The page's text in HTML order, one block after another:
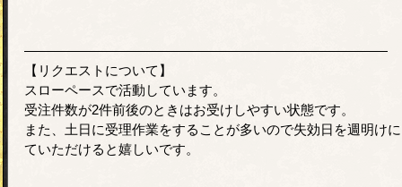
―――――――――――――――――――――――――――
【リクエストについて】
スローペースで活動しています。
受注件数が2件前後のときはお受けしやすい状態です。
また、土日に受理作業をすることが多いので失効日を週明け
ていただけると嬉しいです。